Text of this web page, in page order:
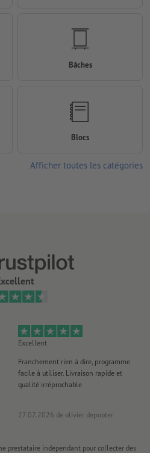
Excellent
Franchement rien à dire, programme
facile à utiliser. Livraison rapide et
qualité irréprochable
27.07.2026 de olivier depooter
prestataire indépendant pour collecter des
Bâches
Blocs
Afficher toutes les catégories